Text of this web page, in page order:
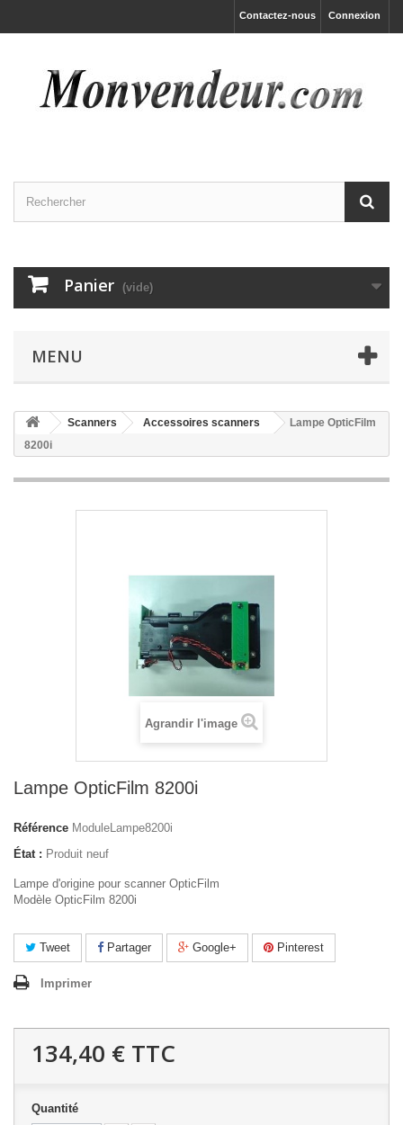
Connexion
Contactez-nous
Panier (vide)
MENU
Scanners Accessoires scanners
Lampe OpticFilm
8200i
Agrandir l'image
Lampe OpticFilm 8200i
Référence ModuleLampe8200i
État : Produit neuf
Lampe d'origine pour scanner OpticFilm
Modèle OpticFilm 8200i
Tweet Partager Google+ Pinterest
Imprimer
134,40 € TTC
Quantité